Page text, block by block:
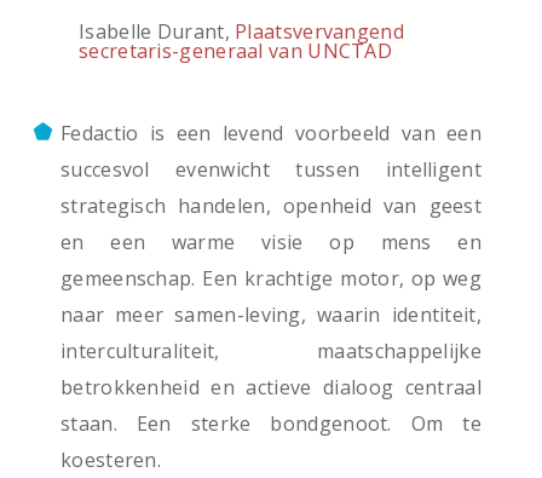
Isabelle Durant, Plaatsvervangend
secretaris-generaal van UNCTAD
Fedactio is een levend voorbeeld van een
succesvol evenwicht tussen intelligent
strategisch handelen, openheid van geest
en een warme visie op mens en
gemeenschap. Een krachtige motor, op weg
naar meer samen-leving, waarin identiteit,
interculturaliteit, maatschappelijke
betrokkenheid en actieve dialoog centraal
staan. Een sterke bondgenoot. Om te
koesteren.